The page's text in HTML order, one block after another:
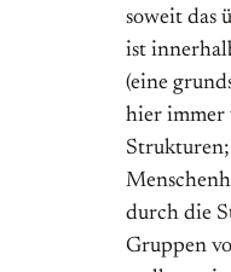
soweit das
ist
(eine
hier immer
durch die
Gruppen